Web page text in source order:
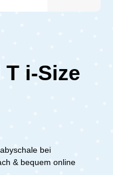
i-Size
bei
& bequem online